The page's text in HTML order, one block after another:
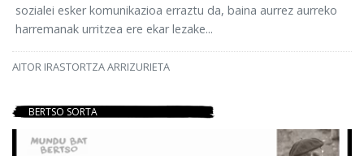
sozialei esker komunikazioa erraztu da, baina aurrez aurreko
harremanak urritzea ere ekar lezake...
AITOR IRASTORTZA ARRIZURIETA
BERTSO SORTA